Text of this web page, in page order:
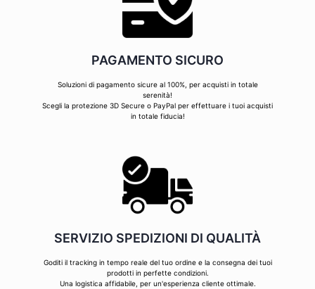
PAGAMENTO SICURO
Soluzioni di pagamento sicure al 100%, per acquisti in totale
serenità!
Scegli la protezione 3D Secure o PayPal per effettuare i tuoi acquisti
in totale fiducia!
SERVIZIO SPEDIZIONI DI QUALITÀ
Goditi il tracking in tempo reale del tuo ordine e la consegna dei tuoi
prodotti in perfette condizioni.
Una logistica affidabile, per un'esperienza cliente ottimale.